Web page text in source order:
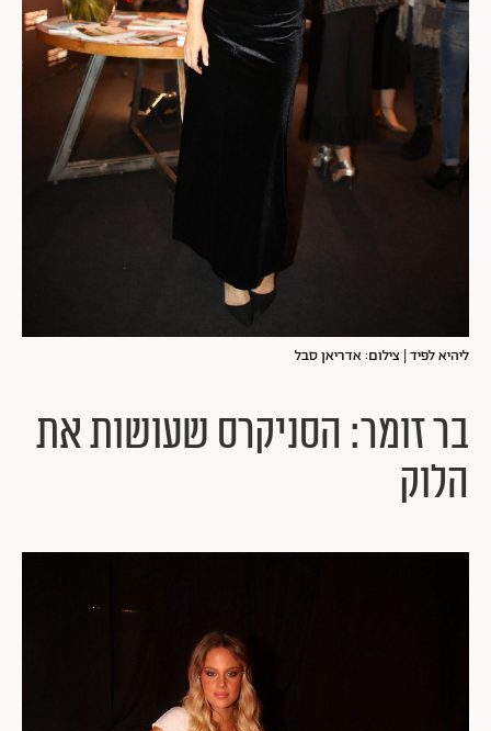
ליהיא לפיד | צילום: אדריאן סבל
בר זומר: הסניקרס שעושות את
הלוק